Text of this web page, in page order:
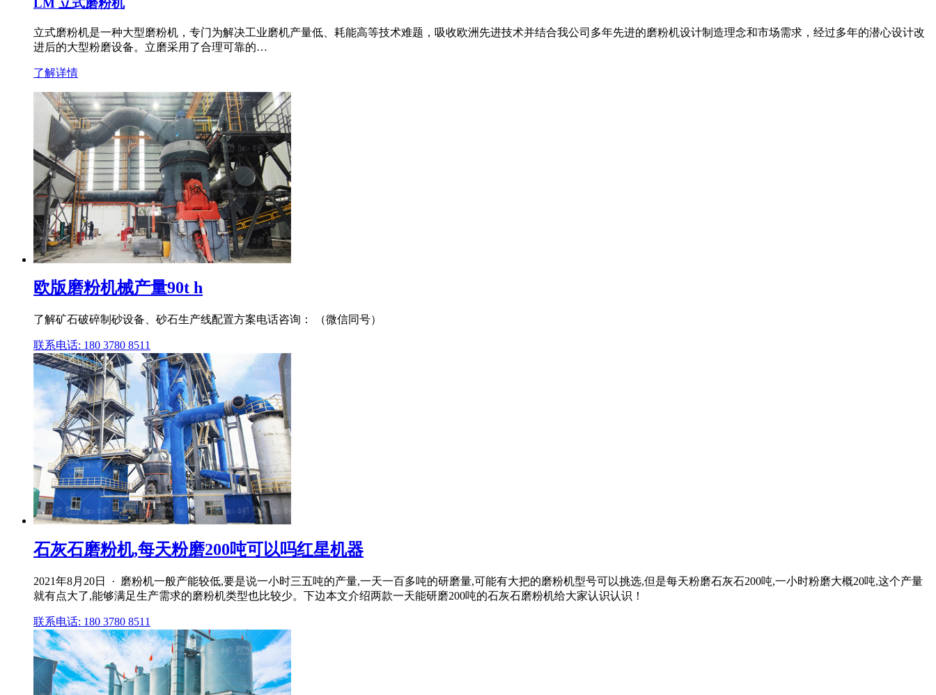
LM 立式磨粉机
立式磨粉机是一种大型磨粉机，专门为解决工业磨机产量低、耗能高等技术难题，吸收欧洲先进技术并结合我公司多年先进的磨粉机设计制造理念和市场需求，经过多年的潜心设计改
进后的大型粉磨设备。立磨采用了合理可靠的…
了解详情
欧版磨粉机械产量90t h
了解矿石破碎制砂设备、砂石生产线配置方案电话咨询： （微信同号）
联系电话: 180 3780 8511
石灰石磨粉机,每天粉磨200吨可以吗红星机器
2021年8月20日 · 磨粉机一般产能较低,要是说一小时三五吨的产量,一天一百多吨的研磨量,可能有大把的磨粉机型号可以挑选,但是每天粉磨石灰石200吨,一小时粉磨大概20吨,这个产量
就有点大了,能够满足生产需求的磨粉机类型也比较少。下边本文介绍两款一天能研磨200吨的石灰石磨粉机给大家认识认识！
联系电话: 180 3780 8511